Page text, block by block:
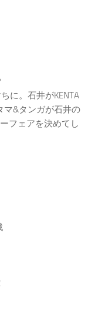
に。石井がKENTA
マ&タンガが石井の
フェアを決めてし